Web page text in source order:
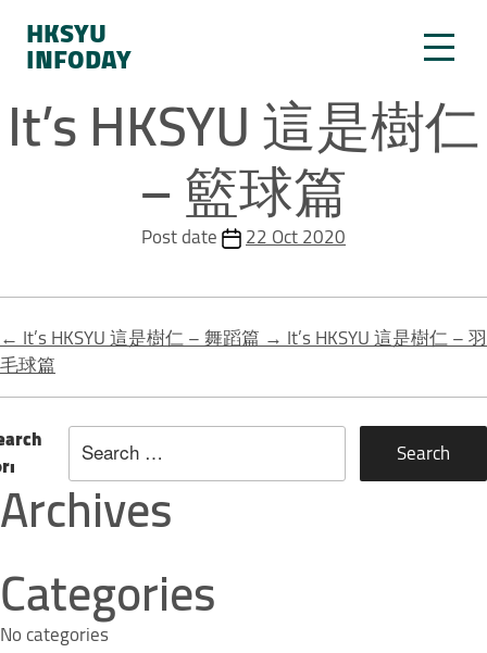
HKSYU
INFODAY
It’s HKSYU 這是樹仁
– 籃球篇
Post date 22 Oct 2020
←It’s HKSYU 這是樹仁 – 舞蹈篇→It’s HKSYU 這是樹仁 – 羽
毛球篇
Archives
Categories
No categories